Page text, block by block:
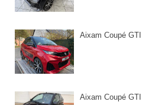
Aixam Coupé GTI
Aixam Coupé GTI